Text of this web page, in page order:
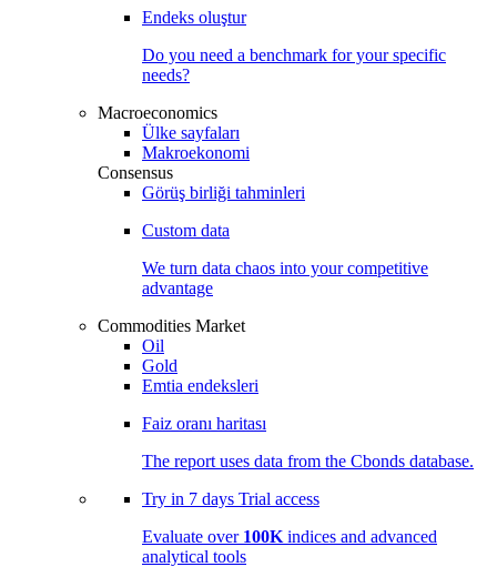
Endeks oluştur
Do you need a benchmark for your specific
needs?
Macroeconomics
Ülke sayfaları
Makroekonomi
Consensus
Görüş birliği tahminleri
Custom data
We turn data chaos into your competitive
advantage
Commodities Market
Oil
Gold
Emtia endeksleri
Faiz oranı haritası
The report uses data from the Cbonds database.
Try in 7 days Trial access
Evaluate over 100K indices and advanced
analytical tools